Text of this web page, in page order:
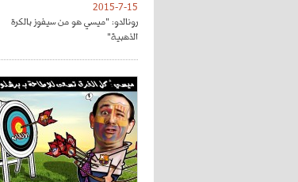
2015-7-15
رونالدو: "ميسي هو من سيفوز بالكرة
الذهبية"